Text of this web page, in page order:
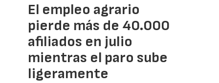
El empleo agrario
pierde más de 40.000
afiliados en julio
mientras el paro sube
ligeramente